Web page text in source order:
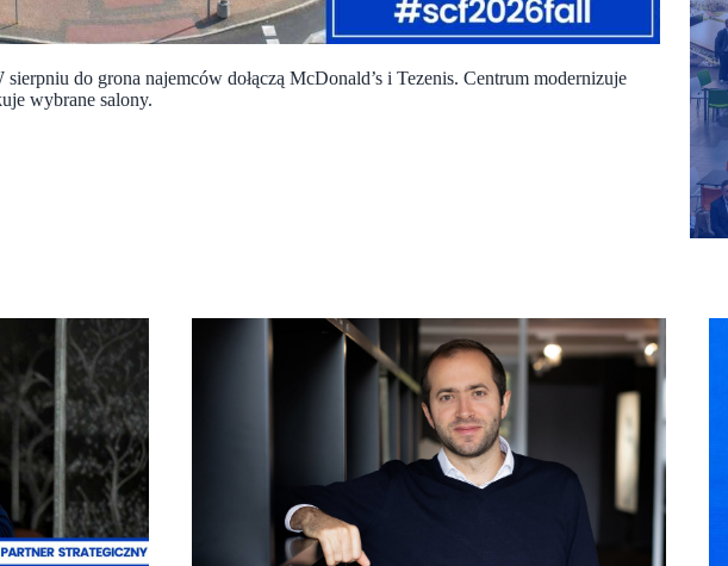
do grona najemców dołączą McDonald’s i Tezenis. Centrum modernizuje
wybrane salony.